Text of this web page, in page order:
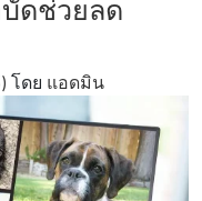
ดช่วยลด
โดย แอดมิน